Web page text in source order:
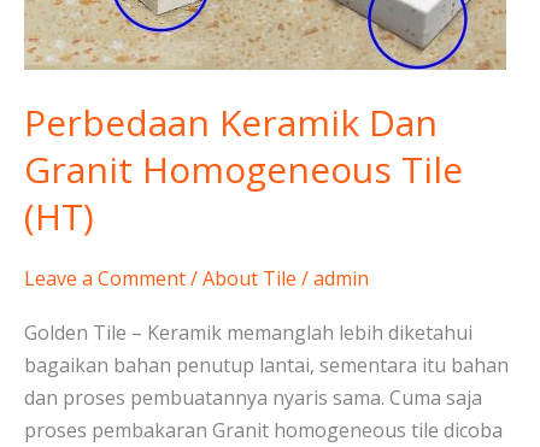
Perbedaan Keramik Dan
Granit Homogeneous Tile
(HT)
Leave a Comment/About Tile /admin
Golden Tile – Keramik memanglah lebih diketahui
bagaikan bahan penutup lantai, sementara itu bahan
dan proses pembuatannya nyaris sama. Cuma saja
proses pembakaran Granit homogeneous tile dicoba
Homogeneous
Tile
(HT)